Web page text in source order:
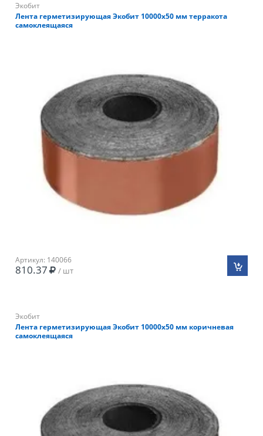
Экобит
Лента герметизирующая Экобит 10000х50 мм терракота
самоклеящаяся
Артикул: 140066
810.37 / шт
Экобит
Лента герметизирующая Экобит 10000х50 мм коричневая
самоклеящаяся